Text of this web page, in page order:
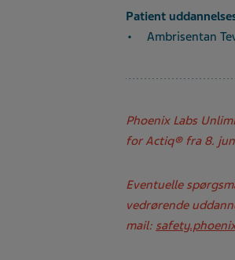
Patient
Ambrisentan
Phoenix Labs
for Actiq® fra 8.
Eventuelle
vedrørende
mail: